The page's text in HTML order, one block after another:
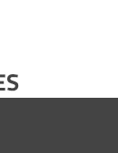
mor en